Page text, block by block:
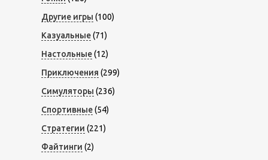
Другие игры (100)
Казуальные(71)
Настольные(12)
Приключения (299)
Симуляторы (236)
Спортивные(54)
Стратегии (221)
Файтинги (2)